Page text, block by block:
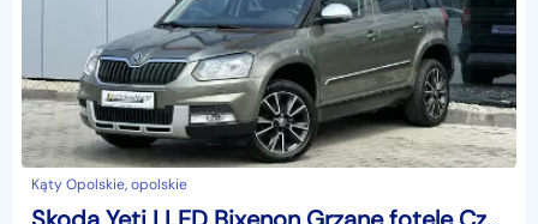
Kąty Opolskie, opolskie